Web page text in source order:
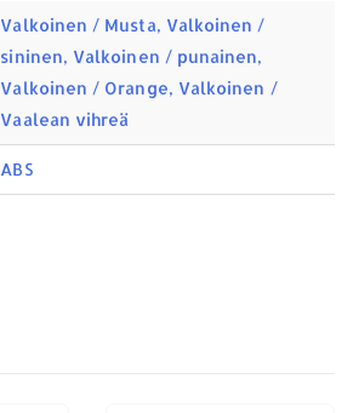
Valkoinen / Musta, Valkoinen /
sininen, Valkoinen / punainen,
Valkoinen / Orange, Valkoinen /
Vaalean vihreä
ABS